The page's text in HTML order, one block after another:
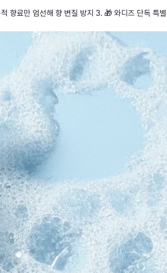
료만 엄선해 향 변질 방지 3. 🎁 와디즈 단독 특